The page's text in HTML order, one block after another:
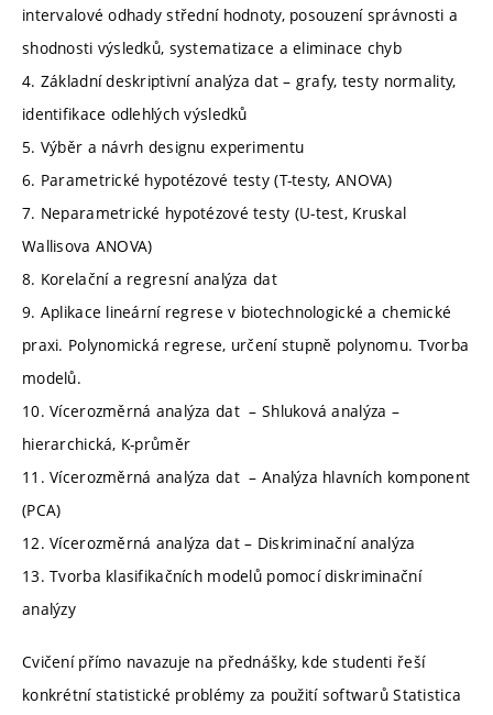
intervalové odhady střední hodnoty, posouzení správnosti a
shodnosti výsledků, systematizace a eliminace chyb
4. Základní deskriptivní analýza dat – grafy, testy normality,
identifikace odlehlých výsledků
5. Výběr a návrh designu experimentu
6. Parametrické hypotézové testy (T-testy, ANOVA)
7. Neparametrické hypotézové testy (U-test, Kruskal
Wallisova ANOVA)
8. Korelační a regresní analýza dat
9. Aplikace lineární regrese v biotechnologické a chemické
praxi. Polynomická regrese, určení stupně polynomu. Tvorba
modelů.
10. Vícerozměrná analýza dat – Shluková analýza –
hierarchická, K-průměr
11. Vícerozměrná analýza dat – Analýza hlavních komponent
(PCA)
12. Vícerozměrná analýza dat – Diskriminační analýza
13. Tvorba klasifikačních modelů pomocí diskriminační
analýzy
Cvičení přímo navazuje na přednášky, kde studenti řeší
konkrétní statistické problémy za použití softwarů Statistica